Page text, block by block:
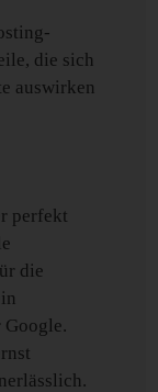
die sich
auswirken
perfekt
die